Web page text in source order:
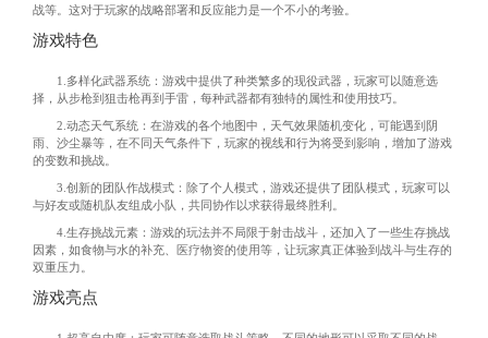
战等。这对于玩家的战略部署和反应能力是一个不小的考验。
游戏特色
1.多样化武器系统：游戏中提供了种类繁多的现役武器，玩家可以随意选
择，从步枪到狙击枪再到手雷，每种武器都有独特的属性和使用技巧。
2.动态天气系统：在游戏的各个地图中，天气效果随机变化，可能遇到阴
雨、沙尘暴等，在不同天气条件下，玩家的视线和行为将受到影响，增加了游戏
的变数和挑战。
3.创新的团队作战模式：除了个人模式，游戏还提供了团队模式，玩家可以
与好友或随机队友组成小队，共同协作以求获得最终胜利。
4.生存挑战元素：游戏的玩法并不局限于射击战斗，还加入了一些生存挑战
因素，如食物与水的补充、医疗物资的使用等，让玩家真正体验到战斗与生存的
双重压力。
游戏亮点